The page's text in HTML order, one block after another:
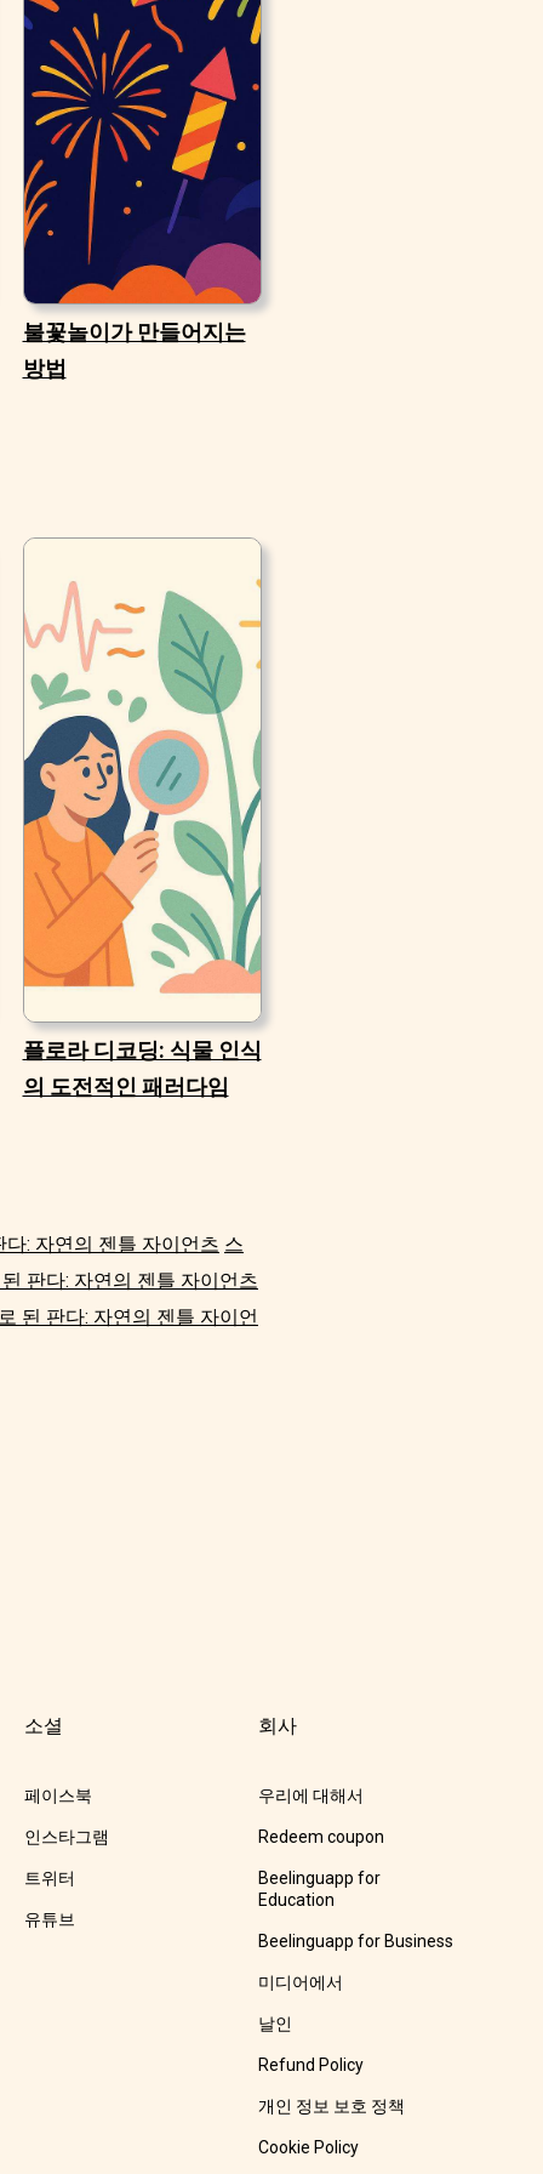
불꽃놀이가 만들어지는
방법
플로라 디코딩: 식물 인식
의 도전적인 패러다임
: 자연의 젠틀 자이언츠 스
판다: 자연의 젠틀 자이언츠
된 판다: 자연의 젠틀 자이언
소셜
페이스북
인스타그램
트위터
유튜브
회사
우리에 대해서
Redeem coupon
Beelinguapp for
Education
Beelinguapp for Business
미디어에서
날인
Refund Policy
개인 정보 보호 정책
Cookie Policy